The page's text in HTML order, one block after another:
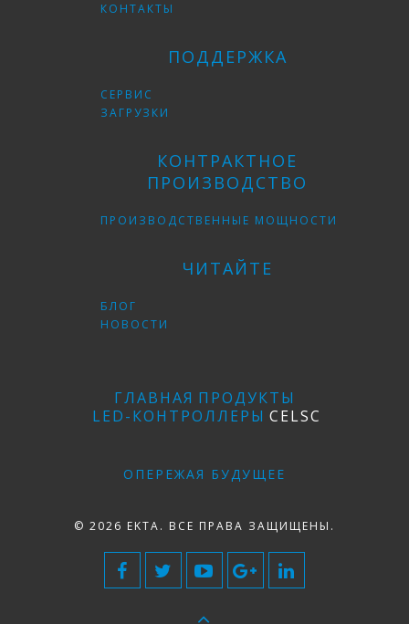
КОНТАКТЫ
ПОДДЕРЖКА
СЕРВИС
ЗАГРУЗКИ
КОНТРАКТНОЕ
ПРОИЗВОДСТВО
ПРОИЗВОДСТВЕННЫЕ МОЩНОСТИ
ЧИТАЙТЕ
БЛОГ
НОВОСТИ
ГЛАВНАЯ ПРОДУКТЫ
LED-КОНТРОЛЛЕРЫ CELSC
ОПЕРЕЖАЯ БУДУЩЕЕ
© 2026 EKTA. ВСЕ ПРАВА ЗАЩИЩЕНЫ.